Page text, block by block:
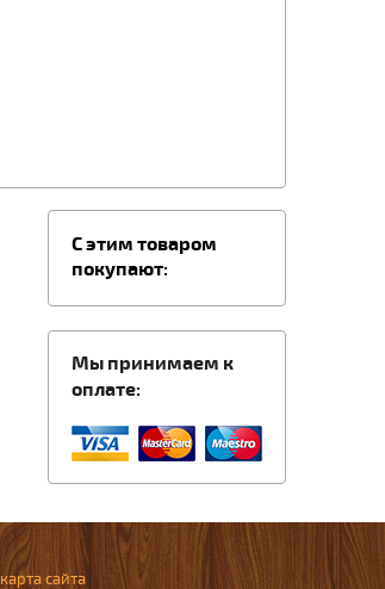
C этим товаром
покупают:
Мы принимаем к
оплате:
карта сайта